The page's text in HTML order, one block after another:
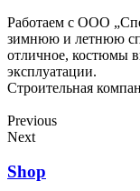
Работаем с ООО
зимнюю и летнюю
отличное, костюмы
эксплуатации.
Строительная
Previous
Next
Shop